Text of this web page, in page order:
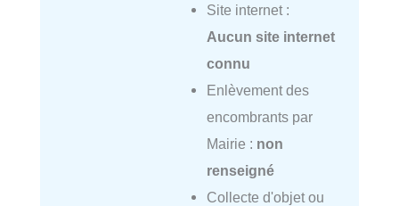
Site internet :
Aucun site internet
connu
Enlèvement des
encombrants par
Mairie : non
renseigné
Collecte d'objet ou